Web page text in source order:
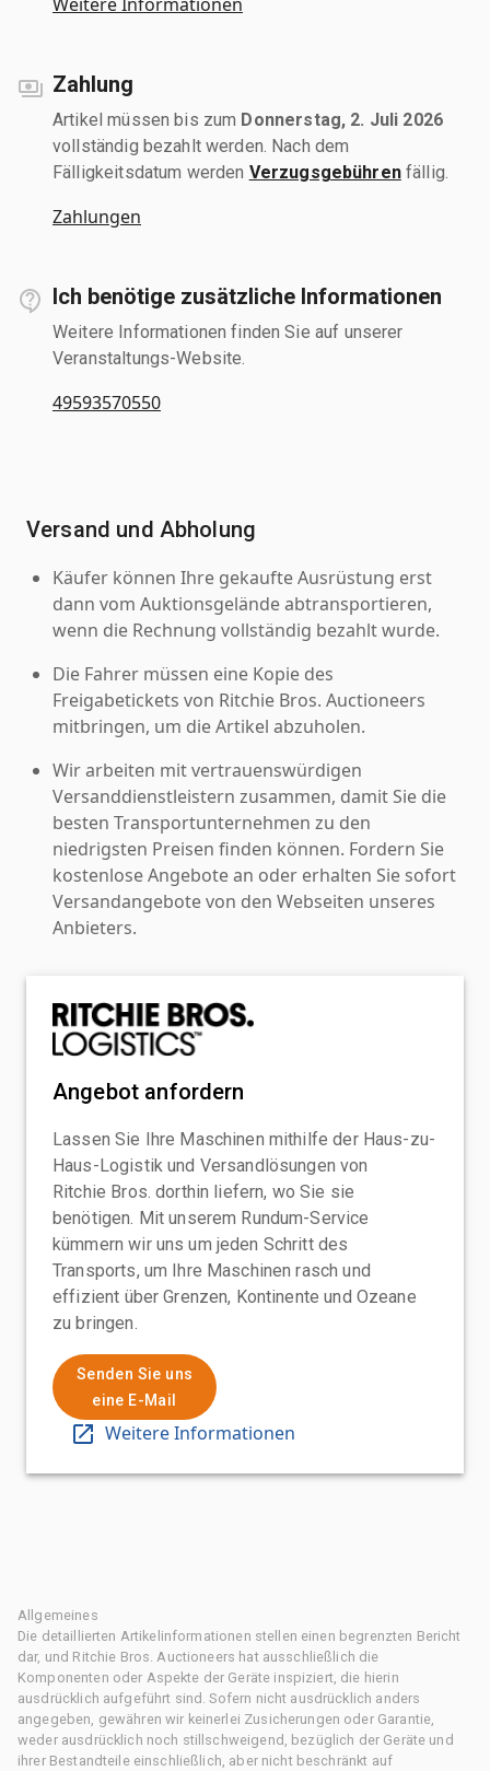
Zahlung
Artikel müssen bis zum Donnerstag, 2. Juli 2026
vollständig bezahlt werden. Nach dem
Fälligkeitsdatum werden Verzugsgebührenfällig.
Zahlungen
Ich benötige zusätzliche Informationen
Weitere Informationen finden Sie auf unserer
Veranstaltungs-Website.
49593570550
Versand und Abholung
Käufer können Ihre gekaufte Ausrüstung erst
dann vom Auktionsgelände abtransportieren,
wenn die Rechnung vollständig bezahlt wurde.
Die Fahrer müssen eine Kopie des
Freigabetickets von Ritchie Bros. Auctioneers
mitbringen, um die Artikel abzuholen.
Wir arbeiten mit vertrauenswürdigen
Versanddienstleistern zusammen, damit Sie die
besten Transportunternehmen zu den
niedrigsten Preisen finden können. Fordern Sie
kostenlose Angebote an oder erhalten Sie sofort
Versandangebote von den Webseiten unseres
Anbieters.
Angebot anfordern
Lassen Sie Ihre Maschinen mithilfe der Haus-zu-
Haus-Logistik und Versandlösungen von
Ritchie Bros. dorthin liefern, wo Sie sie
benötigen. Mit unserem Rundum-Service
kümmern wir uns um jeden Schritt des
Transports, um Ihre Maschinen rasch und
effizient über Grenzen, Kontinente und Ozeane
zu bringen.
Senden Sie uns
eine E-Mail
Weitere Informationen
Allgemeines
Die detaillierten Artikelinformationen stellen einen begrenzten Bericht
dar, und Ritchie Bros. Auctioneers hat ausschließlich die
Komponenten oder Aspekte der Geräte inspiziert, die hierin
ausdrücklich aufgeführt sind. Sofern nicht ausdrücklich anders
angegeben, gewähren wir keinerlei Zusicherungen oder Garantie,
weder ausdrücklich noch stillschweigend, bezüglich der Geräte und
ihrer Bestandteile einschließlich, aber nicht beschränkt auf